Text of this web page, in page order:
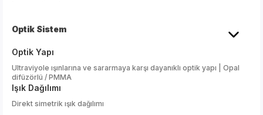
Optik Sistem
Optik Yapı
Ultraviyole ışınlarına ve sararmaya karşı dayanıklı optik yapı | Opal
difüzörlü / PMMA
Işık Dağılımı
Direkt simetrik ışık dağılımı